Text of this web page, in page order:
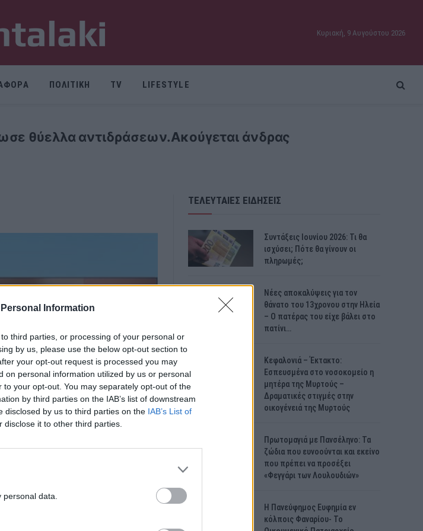
Information
third parties, or processing of your personal or
by us, please use the below opt-out section to
your opt-out request is processed you may
on personal information utilized by us or personal
your opt-out. You may separately opt-out of the
by third parties on the IAB’s list of downstream
disclosed by us to third parties on the IAB’s List of
disclose it to other third parties.
data.
Κυριακή, 9 Αυγούστου 2026
ΠΟΛΙΤΙΚΗ TV LIFESTYLE
θύελλα αντιδράσεων.Ακούγεται άνδρας
ΤΕΛΕΥΤΑΙΕΣ ΕΙΔΗΣΕΙΣ
Συντάξεις Ιουνίου 2026: Τι θα
ισχύσει; Πότε θα γίνουν οι
πληρωμές;
Νέες αποκαλύψεις για τον
θάνατο του 13χρονου στην Ηλεία
– Ο πατέρας του είχε βάλει στο
πατίνι…
Κεφαλονιά – Έκτακτο:
Εσπευσμένα στο νοσοκομείο η
μητέρα της Μυρτούς –
Δραματικές στιγμές στην
οικογένειά της Μυρτούς
Πρωτομαγιά με Πανσέληνο: Τα
ζώδια που ευνοούνται και εκείνο
που πρέπει να προσέξει
«Φεγγάρι των Λουλουδιών»
H Πανεύφημος Ευφημία εν
κόλποις Φαναρίου- Το